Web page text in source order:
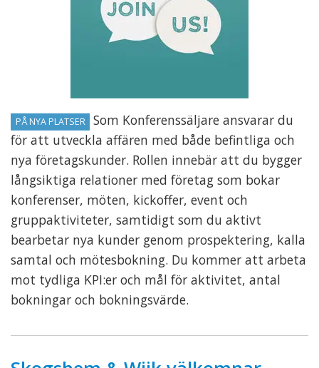
PÅ NYA PLATSER
Som Konferenssäljare ansvarar du
för att utveckla affären med både befintliga och
nya företagskunder. Rollen innebär att du bygger
långsiktiga relationer med företag som bokar
konferenser, möten, kickoffer, event och
gruppaktiviteter, samtidigt som du aktivt
bearbetar nya kunder genom prospektering, kalla
samtal och mötesbokning. Du kommer att arbeta
mot tydliga KPI:er och mål för aktivitet, antal
bokningar och bokningsvärde.